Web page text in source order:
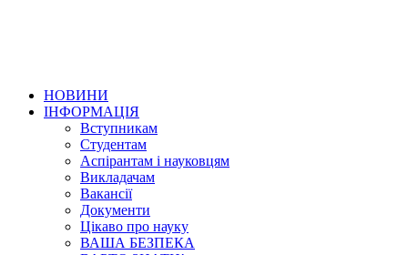
НОВИНИ
ІНФОРМАЦІЯ
Вступникам
Студентам
Аспірантам і науковцям
Викладачам
Вакансії
Документи
Цікаво про науку
ВАША БЕЗПЕКА